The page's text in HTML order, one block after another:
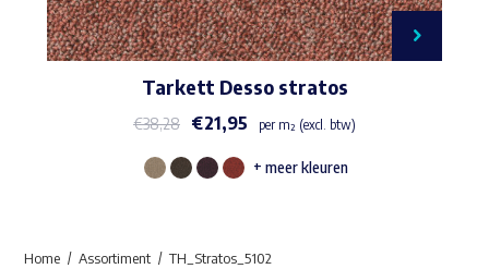
Tarkett Desso stratos
€38,28 €21,95 per m² (excl. btw)
Dit
+ meer kleuren
Home Assortiment TH_Stratos_5102